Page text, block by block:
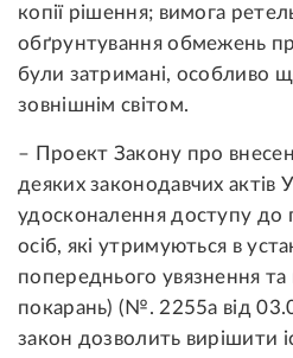
копії рішення; вимога
обґрунтування обмежень
були затримані, особливо
зовнішнім світом.
– Проект Закону про
деяких законодавчих актів
удосконалення доступу до
осіб, які утримуються в
попереднього увязнення та
покарань) (№. 2255а від
закон дозволить вирішити